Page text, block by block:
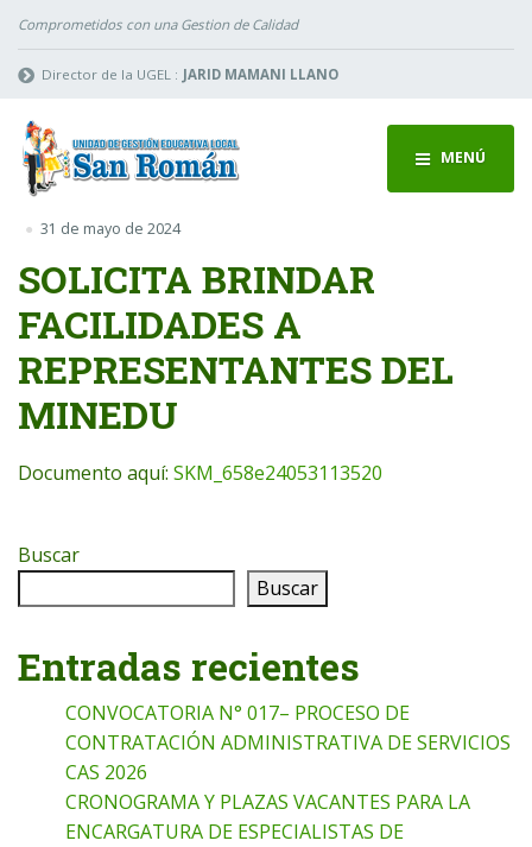
Comprometidos con una Gestion de Calidad
Director de la UGEL : JARID MAMANI LLANO
MENÚ
31 de mayo de 2024
SOLICITA BRINDAR
FACILIDADES A
REPRESENTANTES DEL
MINEDU
Documento aquí: SKM_658e24053113520
Buscar
Buscar
Entradas recientes
CONVOCATORIA N° 017– PROCESO DE
CONTRATACIÓN ADMINISTRATIVA DE SERVICIOS
CAS 2026
CRONOGRAMA Y PLAZAS VACANTES PARA LA
ENCARGATURA DE ESPECIALISTAS DE